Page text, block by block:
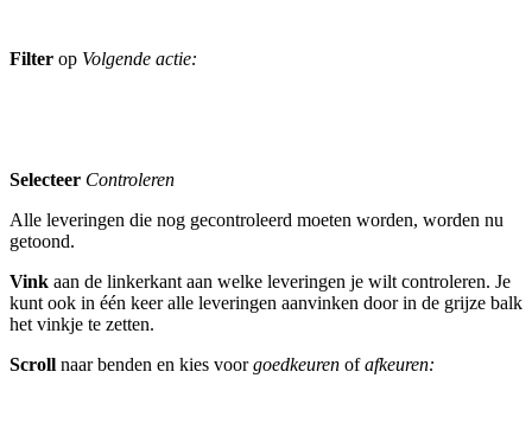
Filter op Volgende actie:
Selecteer Controleren
Alle leveringen die nog gecontroleerd moeten worden, worden nu
getoond.
Vink aan de linkerkant aan welke leveringen je wilt controleren. Je
kunt ook in één keer alle leveringen aanvinken door in de grijze balk
het vinkje te zetten.
Scroll naar benden en kies voorgoedkeuren ofafkeuren: